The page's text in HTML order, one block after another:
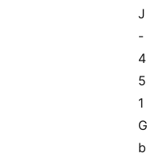
J
-
4
5
1
G
b